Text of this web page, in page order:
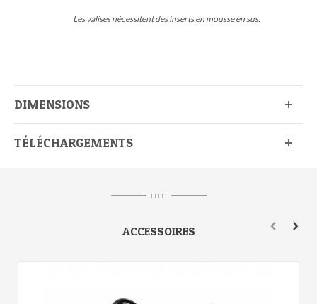
Les valises nécessitent des inserts en mousse en sus.
DIMENSIONS
TÉLÉCHARGEMENTS
I I I I I
ACCESSOIRES